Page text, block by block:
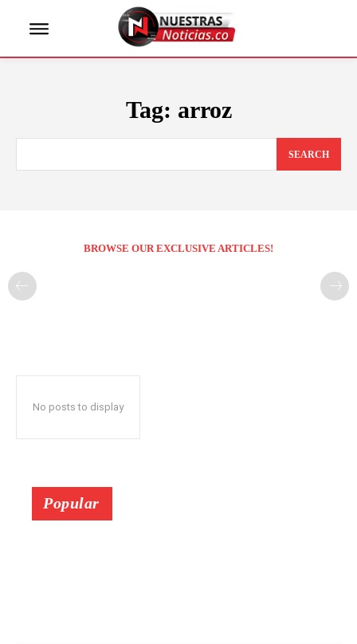
Tag: arroz
SEARCH
BROWSE OUR EXCLUSIVE ARTICLES!
No posts to display
Popular